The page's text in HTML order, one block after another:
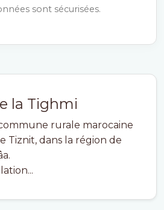
la Tighmi
rurale marocaine
Tiznit, dans la région de
sont sécurisées.